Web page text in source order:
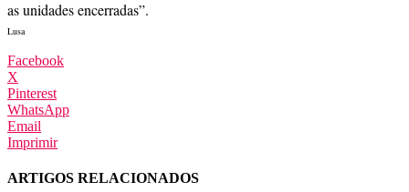
as unidades encerradas”.
Lusa
Facebook
X
Pinterest
WhatsApp
Email
Imprimir
ARTIGOS RELACIONADOS